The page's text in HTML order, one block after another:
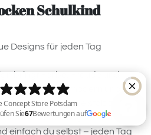
Schulkind
Designs für jeden Tag
bringt Farbe, Freude und
Stylisch, modern und
für alle Kids, die stolz zeigen
sind. Jeden Tag. Überall.
einfach du selbst – jeden Tag